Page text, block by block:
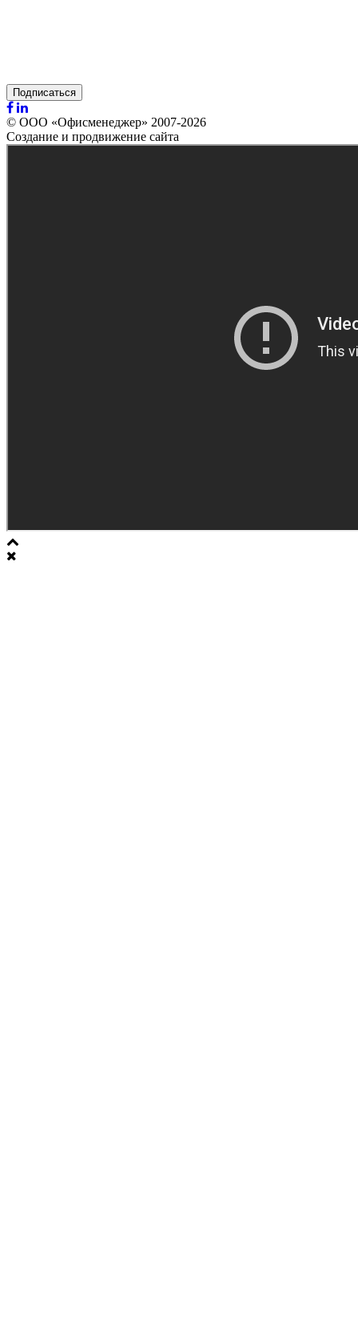
Подписаться
© ООО «Офисменеджер» 2007-2026
Создание и продвижение сайта